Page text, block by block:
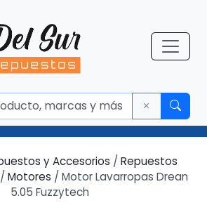
y Accesorios / Repuestos
/ Motores / Motor Lavarropas Drean
5.05 Fuzzytech